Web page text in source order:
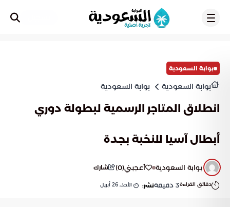
بوابة السعودية
بوابة السعودية بوابة السعودية
انطلاق المتاجر الرسمية لبطولة دوري
أبطال آسيا للنخبة بجدة
بوابة السعودية أعجبني(
0
) شارك
دقائق القراءة3 دقيقةنشر: الأحد, 26 أبريل